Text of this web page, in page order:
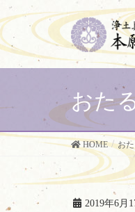
おた
HOME お
2019年6月